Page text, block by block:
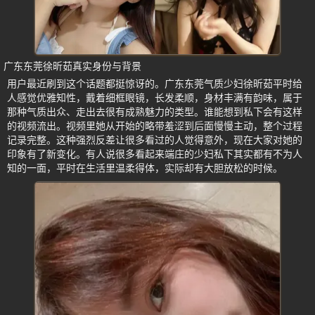
广东东莞徐昕茹真实身份与背景
用户最近刷到这个话题都挺惊讶的。广东东莞气质少妇徐昕茹平时给
人感觉优雅知性，戴着细框眼镜，长发柔顺，身材丰满有韵味，属于
那种气质出众、走出去很有成熟魅力的类型。谁能想到私下会有这样
的视频流出。视频里她从开始的略带羞涩到后面慢慢主动，整个过程
记录完整。这种强烈反差让很多看过的人觉得意外，现在大家对她的
印象有了新变化。有人说很多看起来端庄的少妇私下其实都有不为人
知的一面，平时在生活里温柔得体，实际却有大胆放松的时候。